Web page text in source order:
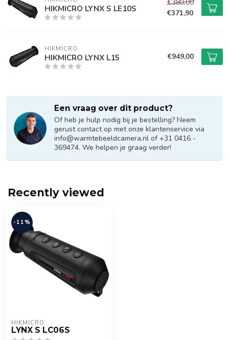
HIKMICRO LYNX S LE10S
€380,00
€371,90
HIKMICRO
HIKMICRO LYNX L15 €949,00
Een vraag over dit product?
Of heb je hulp nodig bij je bestelling? Neem
gerust contact op met onze klantenservice via
info@warmtebeeldcamera.nl of +31 0416 -
369474. We helpen je graag verder!
Recently viewed
-11%
HIKMICRO
LYNX S LC06S